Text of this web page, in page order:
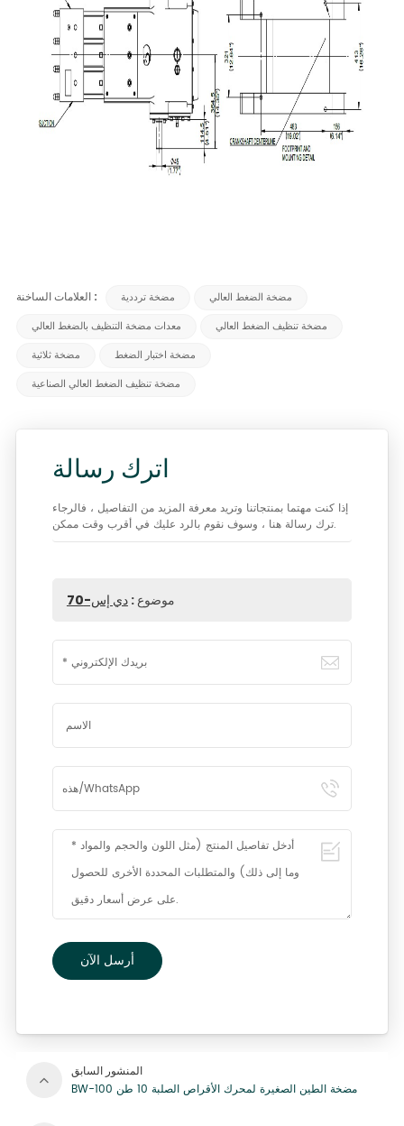
العلامات الساخنة : مضخة ترددية
مضخة الضغط العالي
معدات مضخة التنظيف بالضغط العالي
مضخة تنظيف الضغط العالي
مضخة ثلاثية
مضخة اختبار الضغط
مضخة تنظيف الضغط العالي الصناعية
اترك رسالة
إذا كنت مهتما بمنتجاتنا وتريد معرفة المزيد من التفاصيل ، فالرجاء
ترك رسالة هنا ، وسوف نقوم بالرد عليك في أقرب وقت ممكن.
موضوع :دي إس-70
أرسل الآن
المنشور السابق
BW-100 مضخة الطين الصغيرة لمحرك الأقراص الصلبة 10 طن